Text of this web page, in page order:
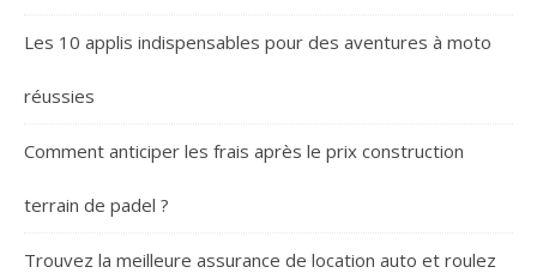
Les 10 applis indispensables pour des aventures à moto
réussies
Comment anticiper les frais après le prix construction
terrain de padel ?
Trouvez la meilleure assurance de location auto et roulez